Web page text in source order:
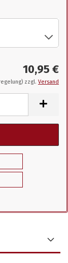
10,95 €
zzgl. Versand